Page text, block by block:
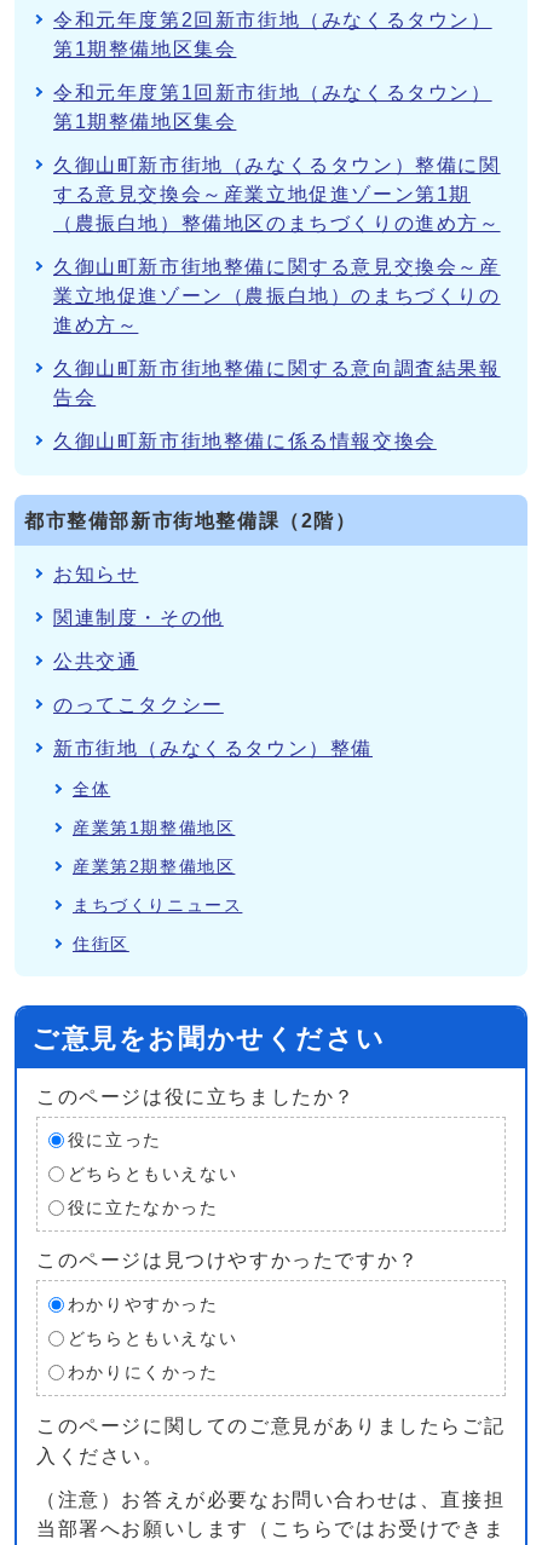
令和元年度第2回新市街地（みなくるタウン）
第1期整備地区集会
令和元年度第1回新市街地（みなくるタウン）
第1期整備地区集会
久御山町新市街地（みなくるタウン）整備に関
する意見交換会～産業立地促進ゾーン第1期
（農振白地）整備地区のまちづくりの進め方～
久御山町新市街地整備に関する意見交換会～産
業立地促進ゾーン（農振白地）のまちづくりの
進め方～
久御山町新市街地整備に関する意向調査結果報
告会
久御山町新市街地整備に係る情報交換会
都市整備部新市街地整備課（2階）
お知らせ
関連制度・その他
公共交通
のってこタクシー
新市街地（みなくるタウン）整備
全体
産業第1期整備地区
産業第2期整備地区
まちづくりニュース
住街区
ご意見をお聞かせください
このページは役に立ちましたか？
役に立った
どちらともいえない
役に立たなかった
このページは見つけやすかったですか？
わかりやすかった
どちらともいえない
わかりにくかった
このページに関してのご意見がありましたらご記
入ください。
（注意）お答えが必要なお問い合わせは、直接担
当部署へお願いします（こちらではお受けできま